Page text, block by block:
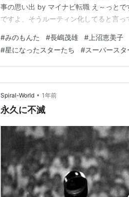
事の思い出 by マイナビ転職 え～っと
ですよ、そうルーティン化してると言
とかの朝の時間帯に「あっ、これ書いて
て、２～３…
#みのもんた #長嶋茂雄 # 上沼恵美子
#星になったスターたち #スーパースタ
Spiral-World • 1年前
永久に不滅